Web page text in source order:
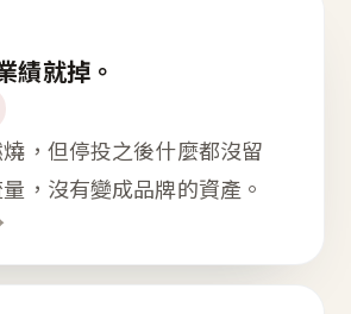
績就掉。
，但停投之後什麼都沒留
，沒有變成品牌的資產。